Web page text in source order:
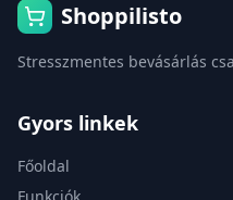
Shoppilisto
Stresszmentes bevásárlás
Gyors linkek
Főoldal